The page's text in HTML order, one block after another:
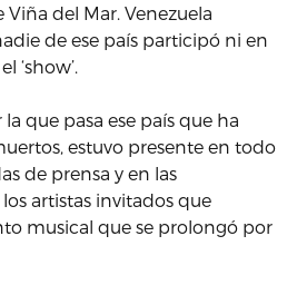
del Mar. Venezuela
de ese país participó ni en
‘show’.
que pasa ese país que ha
estuvo presente en todo
de prensa y en las
artistas invitados que
musical que se prolongó por